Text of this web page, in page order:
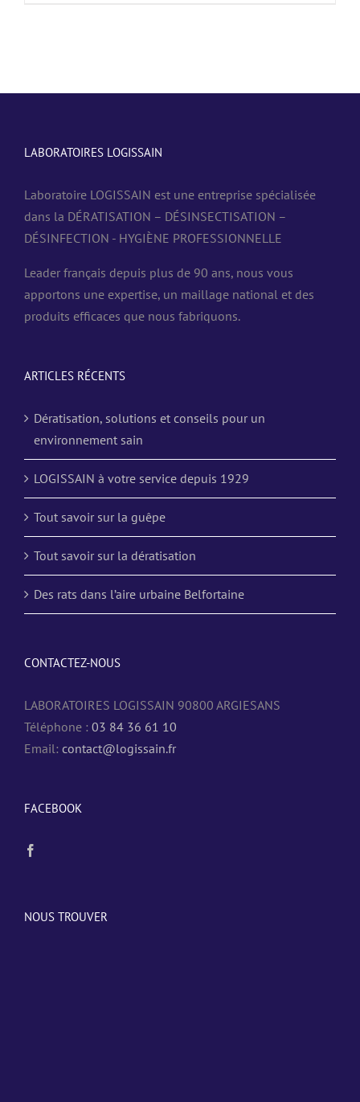
LABORATOIRES LOGISSAIN
Laboratoire LOGISSAIN est une entreprise spécialisée
dans la DÉRATISATION – DÉSINSECTISATION –
DÉSINFECTION - HYGIÈNE PROFESSIONNELLE
Leader français depuis plus de 90 ans, nous vous
apportons une expertise, un maillage national et des
produits efficaces que nous fabriquons.
ARTICLES RÉCENTS
Dératisation, solutions et conseils pour un
environnement sain
LOGISSAIN à votre service depuis 1929
Tout savoir sur la guêpe
Tout savoir sur la dératisation
Des rats dans l’aire urbaine Belfortaine
CONTACTEZ-NOUS
LABORATOIRES LOGISSAIN 90800 ARGIESANS
Téléphone : 03 84 36 61 10
Email: contact@logissain.fr
FACEBOOK
NOUS TROUVER